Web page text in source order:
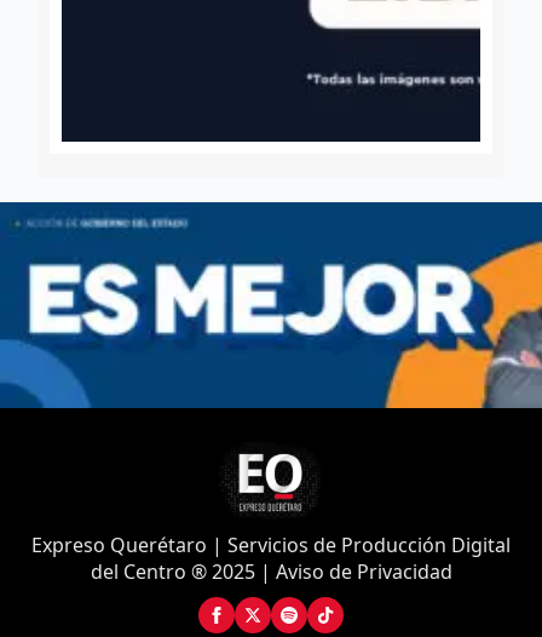
Expreso Querétaro | Servicios de Producción Digital
del Centro ® 2025 | Aviso de Privacidad